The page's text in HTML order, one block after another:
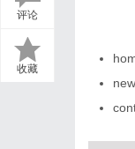
评论
收藏